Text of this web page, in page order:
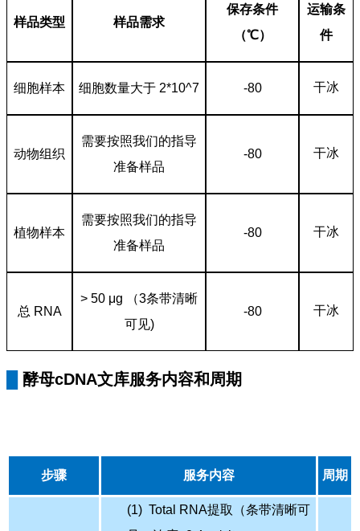
样品类型 样品需求
保存条件
（℃）
运输条
件
细胞样本 细胞数量大于 2*10^7 -80 干冰
动物组织
需要按照我们的指导
准备样品
-80 干冰
植物样本
需要按照我们的指导
准备样品
-80 干冰
总 RNA
> 50 μg （3条带清晰
可见)
-80 干冰
酵母cDNA文库服务内容和周期
步骤 服务内容 周期
(1) Total RNA提取（条带清晰可